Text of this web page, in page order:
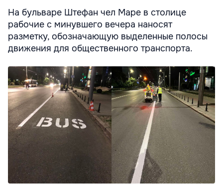
На бульваре Штефан чел Маре в столице
рабочие с минувшего вечера наносят
разметку, обозначающую выделенные полосы
движения для общественного транспорта.